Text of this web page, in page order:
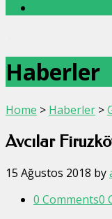
Haberler
Home > Haberler >
Avcılar
15 Ağustos 2018 by
0 Comments0